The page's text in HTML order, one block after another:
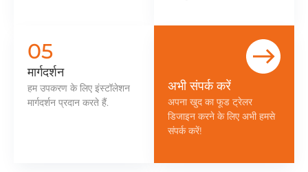
05
मार्गदर्शन
हम उपकरण के लिए इंस्टॉलेशन
मार्गदर्शन प्रदान करते हैं.
अभी संपर्क करें
अपना खुद का फूड ट्रेलर
डिजाइन करने के लिए अभी हमसे
संपर्क करें!